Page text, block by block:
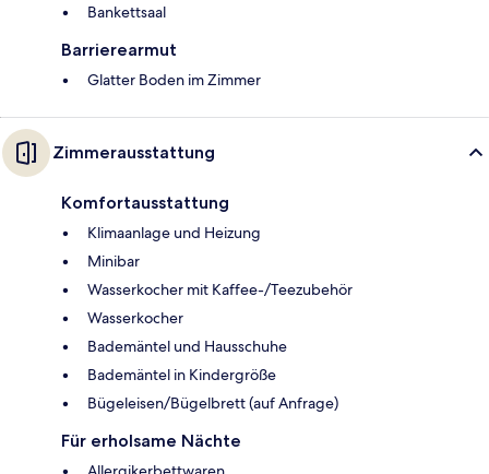
Bankettsaal
Barrierearmut
Glatter Boden im Zimmer
Zimmerausstattung
Komfortausstattung
Klimaanlage und Heizung
Minibar
Wasserkocher mit Kaffee-/Teezubehör
Wasserkocher
Bademäntel und Hausschuhe
Bademäntel in Kindergröße
Bügeleisen/Bügelbrett (auf Anfrage)
Für erholsame Nächte